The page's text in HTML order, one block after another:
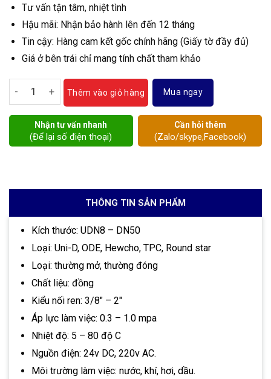
Tư vấn tận tâm, nhiệt tình
Hậu mãi: Nhận bảo hành lên đến 12 tháng
Tin cậy: Hàng cam kết gốc chính hãng (Giấy tờ đầy đủ)
Giá ở bên trái chỉ mang tính chất tham khảo
Van điện từ đồng số lượng
Thêm vào giỏ hàng Mua ngay
Nhận tư vấn nhanh
(Để lại số điện thoại)
Cần hỏi thêm
(Zalo/skype,Facebook)
THÔNG TIN SẢN PHẨM
Kích thước: UDN8 – DN50
Loại: Uni-D, ODE, Hewcho, TPC, Round star
Loại: thường mở, thường đóng
Chất liệu: đồng
Kiểu nối ren: 3/8″ – 2″
Áp lực làm việc: 0.3 – 1.0 mpa
Nhiệt độ: 5 – 80 độ C
Nguồn điện: 24v DC, 220v AC.
Môi trường làm việc: nước, khí, hơi, dầu.